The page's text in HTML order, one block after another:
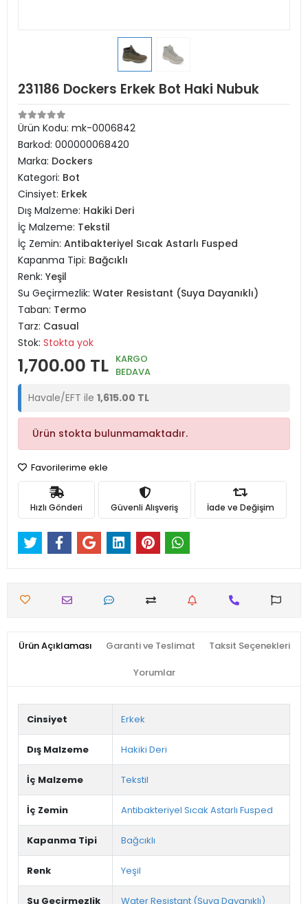
231186 Dockers Erkek Bot Haki Nubuk
Ürün Kodu: mk-0006842
Barkod: 000000068420
Marka: Dockers
Kategori: Bot
Cinsiyet: Erkek
Dış Malzeme: Hakiki Deri
İç Malzeme: Tekstil
İç Zemin: Antibakteriyel Sıcak Astarlı Fusped
Kapanma Tipi: Bağcıklı
Renk: Yeşil
Su Geçirmezlik: Water Resistant (Suya Dayanıklı)
Taban: Termo
Tarz: Casual
Stok: Stokta yok
1,700.00 TL KARGO
BEDAVA
Havale/EFT ile 1,615.00 TL
Ürün stokta bulunmamaktadır.
Favorilerime ekle
Hızlı Gönderi Güvenli Alışveriş İade ve Değişim
Ürün Açıklaması Garanti ve Teslimat Taksit Seçenekleri
Yorumlar
Cinsiyet Erkek
Dış Malzeme Hakiki Deri
İç Malzeme Tekstil
İç Zemin Antibakteriyel Sıcak Astarlı Fusped
Kapanma Tipi Bağcıklı
Renk Yeşil
Su Geçirmezlik Water Resistant (Suya Dayanıklı)